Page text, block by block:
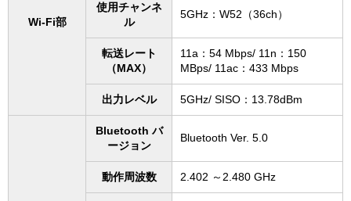
Wi-Fi部
使用チャンネ
ル
5GHz：W52（36ch）
転送レート
（MAX）
11a：54 Mbps/ 11n：150
MBps/ 11ac：433 Mbps
出力レベル 5GHz/ SISO：13.78dBm
Bluetooth バ
ージョン
Bluetooth Ver. 5.0
動作周波数 2.402 ～2.480 GHz